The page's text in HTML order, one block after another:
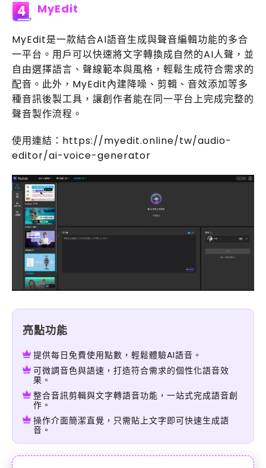
4 MyEdit
MyEdit是一款結合AI語音生成與聲音編輯功能的多合
一平台。用戶可以快速將文字轉換成自然的AI人聲，並
自由選擇語言、聲線範本與風格，輕鬆生成符合需求的
配音。此外，MyEdit內建降噪、剪輯、音效添加等多
種音訊後製工具，讓創作者能在同一平台上完成完整的
聲音製作流程。
使用連結：https://myedit.online/tw/audio-
editor/ai-voice-generator
亮點功能
提供每日免費使用點數，輕鬆體驗AI語音。
可微調音色與語速，打造符合需求的個性化語音效
果。
整合音訊剪輯與文字轉語音功能，一站式完成語音創
作。
操作介面簡潔直覺，只需貼上文字即可快速生成語
音。